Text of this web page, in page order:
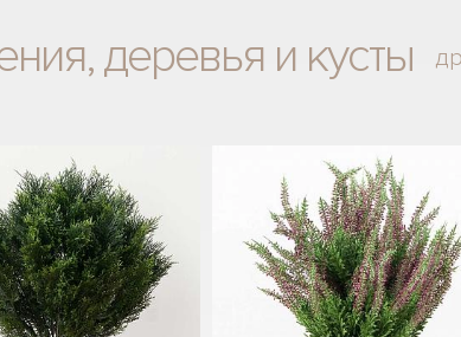
деревья и кусты